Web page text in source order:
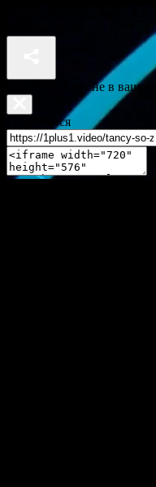
Ксенія Мішина, Женя Кот
Відео недоступне в вашому
Поділитися